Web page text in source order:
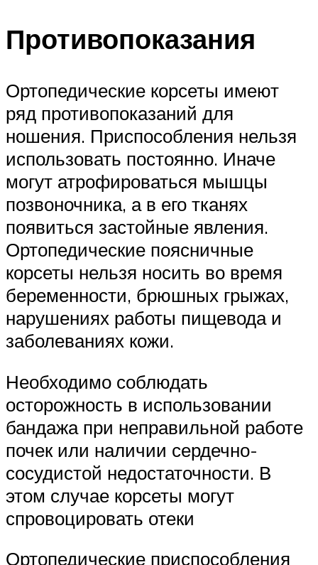
Противопоказания
Ортопедические корсеты имеют
ряд противопоказаний для
ношения. Приспособления нельзя
использовать постоянно. Иначе
могут атрофироваться мышцы
позвоночника, а в его тканях
появиться застойные явления.
Ортопедические поясничные
корсеты нельзя носить во время
беременности, брюшных грыжах,
нарушениях работы пищевода и
заболеваниях кожи.
Необходимо соблюдать
осторожность в использовании
бандажа при неправильной работе
почек или наличии сердечно-
сосудистой недостаточности. В
этом случае корсеты могут
спровоцировать отеки
Ортопедические приспособления